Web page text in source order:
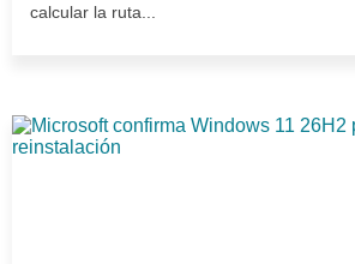
calcular la ruta...